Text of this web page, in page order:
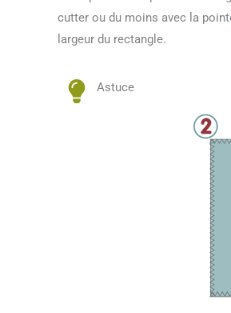
cutter ou du moins avec la
largeur du rectangle.
Astuce